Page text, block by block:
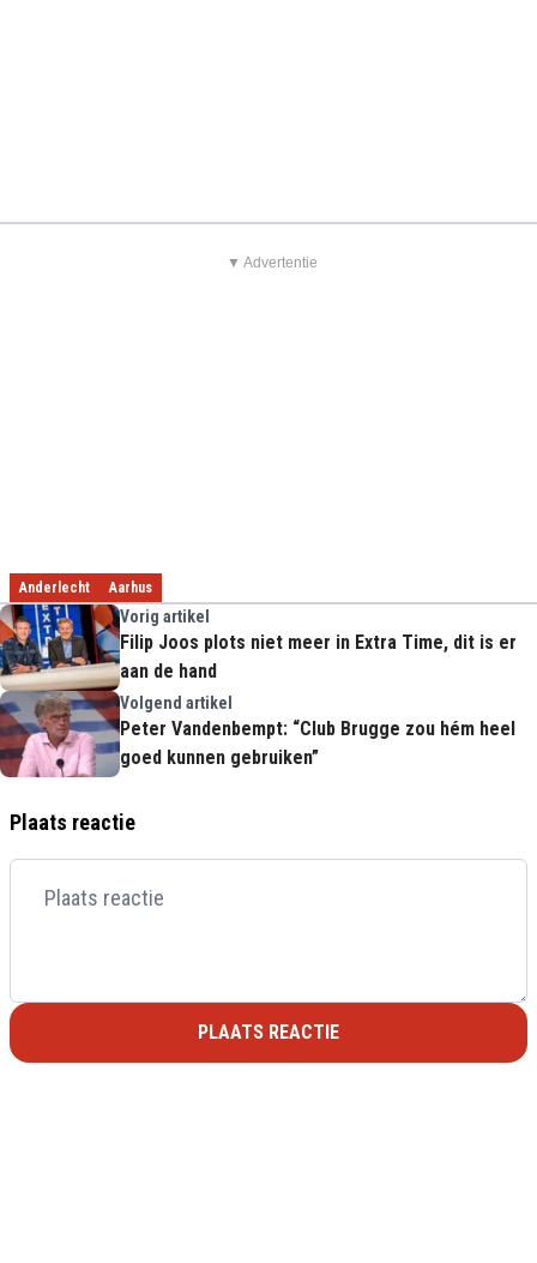
▼ Advertentie
Anderlecht Aarhus
Vorig artikel
Filip Joos plots niet meer in Extra Time, dit is er
aan de hand
Volgend artikel
Peter Vandenbempt: “Club Brugge zou hém heel
goed kunnen gebruiken”
Plaats reactie
PLAATS REACTIE